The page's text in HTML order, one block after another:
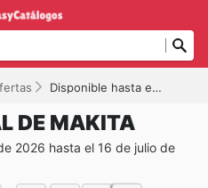
Disponible hasta el 16-07-2026
DE MAKITA
2026 hasta el 16 de julio de